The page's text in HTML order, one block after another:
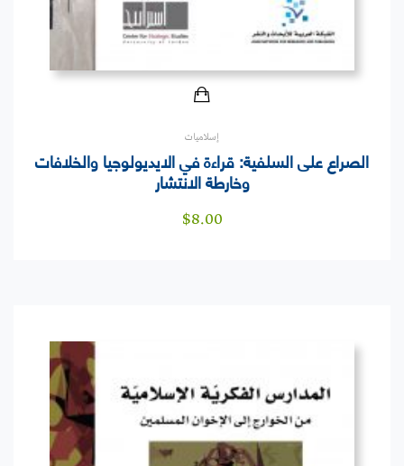
إسلاميات
الصراع على السلفية: قراءة في الايديولوجيا والخلافات
وخارطة الانتشار
$8.00